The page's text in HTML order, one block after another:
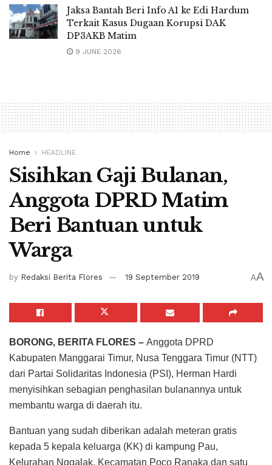
Jaksa Bantah Beri Info A1 ke Edi Hardum
Terkait Kasus Dugaan Korupsi DAK
DP3AKB Matim
9 JUNE 2026
Home HEADLINE
Sisihkan Gaji Bulanan,
Anggota DPRD Matim
Beri Bantuan untuk
Warga
by Redaksi Berita Flores 19 September 2019 AA
BORONG, BERITA FLORES – Anggota DPRD
Kabupaten Manggarai Timur, Nusa Tenggara Timur (NTT)
dari Partai Solidaritas Indonesia (PSI), Herman Hardi
menyisihkan sebagian penghasilan bulanannya untuk
membantu warga di daerah itu.
Bantuan yang sudah diberikan adalah meteran gratis
kepada 5 kepala keluarga (KK) di kampung Pau,
Kelurahan Nggalak, Kecamatan Poco Ranaka dan satu